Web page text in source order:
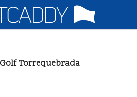
Golf Torrequebrada